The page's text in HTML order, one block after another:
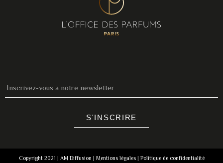
S'INSCRIRE
Copyright 2021 | AM Diffusion | Mentions légales| Politique de confidentialité